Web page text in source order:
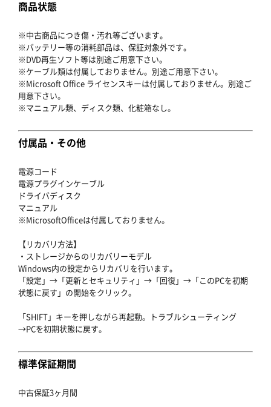
商品状態
※中古商品につき傷・汚れ等ございます。
※バッテリー等の消耗部品は、保証対象外です。
※DVD再生ソフト等は別途ご用意下さい。
※ケーブル類は付属しておりません。別途ご用意下さい。
※Microsoft Office ライセンスキーは付属しておりません。別途ご
用意下さい。
※マニュアル類、ディスク類、化粧箱なし。
付属品・その他
電源コード
電源プラグインケーブル
ドライバディスク
マニュアル
※MicrosoftOfficeは付属しておりません。
【リカバリ方法】
・ストレージからのリカバリーモデル
Windows内の設定からリカバリを行います。
「設定」→「更新とセキュリティ」→「回復」→「このPCを初期
状態に戻す」の開始をクリック。
「SHIFT」キーを押しながら再起動。トラブルシューティング
→PCを初期状態に戻す。
標準保証期間
中古保証3ヶ月間